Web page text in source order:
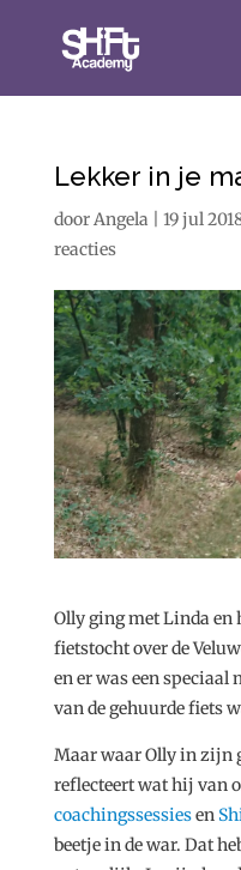
Lekker in je
doorAngela 19 jul
reacties
Olly ging met Linda en
fietstocht over de
en er was een speciaal
van de gehuurde fiets
Maar waar Olly in zijn
reflecteert wat hij van
coachingssessiesen
beetje in de war. Dat